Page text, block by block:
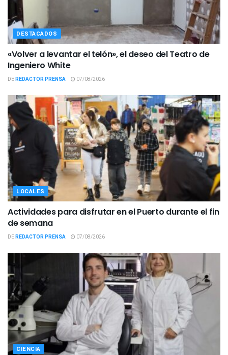
DESTACADOS
«Volver a levantar el telón», el deseo del Teatro de
Ingeniero White
DEREDACTOR PRENSA 07/08/2026
LOCALES
Actividades para disfrutar en el Puerto durante el fin
de semana
DEREDACTOR PRENSA 07/08/2026
CIENCIA